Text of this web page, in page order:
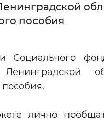
буквами
сайта
пособия
Социального
лично